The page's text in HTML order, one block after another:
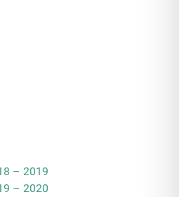
– 2019
– 2020